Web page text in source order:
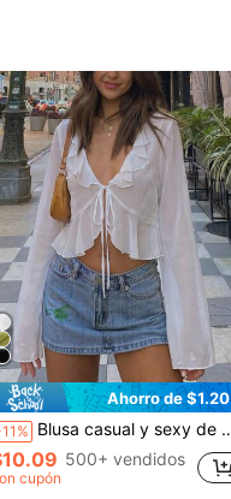
Ahorro de $1.20
Blusa casual y sexy de manga larga con volantes en el bajo y lazo delantero, unicolor, adecuada para primavera/verano, vacaciones, fiesta, playa, color blanco
500+ vendidos
cupón